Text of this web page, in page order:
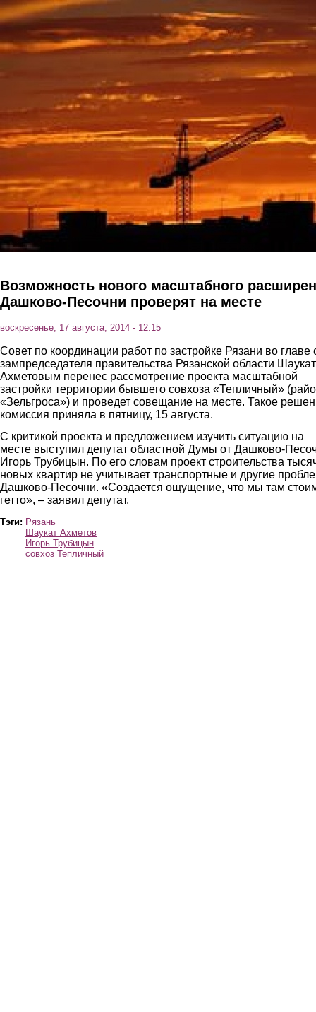
Перейти к основному содержанию
Возможность нового масштабного
Дашково-Песочни проверят на месте
воскресенье, 17 августа, 2014 - 12:15
Совет по координации работ по застройке Рязани во главе
зампредседателя правительства Рязанской области
Ахметовым перенес рассмотрение проекта масштабной
застройки территории бывшего совхоза «Тепличный»
«Зельгроса») и проведет совещание на месте. Такое
комиссия приняла в пятницу, 15 августа.
С критикой проекта и предложением изучить ситуацию на
месте выступил депутат областной Думы от Дашково-
Игорь Трубицын. По его словам проект строительства
новых квартир не учитывает транспортные и другие
Дашково-Песочни. «Создается ощущение, что мы там
гетто», – заявил депутат.
Тэги: Рязань
Шаукат Ахметов
Игорь Трубицын
совхоз Тепличный